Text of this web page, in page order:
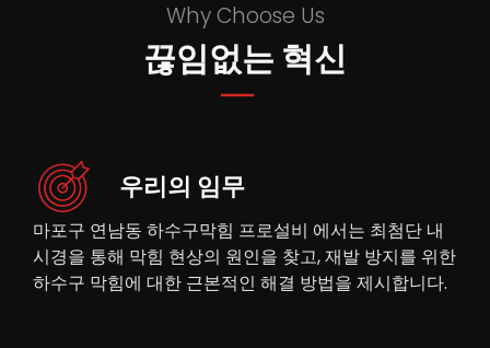
Why Choose Us
끊임없는 혁신
우리의 임무
마포구 연남동 하수구막힘 프로설비 에서는 최첨단 내
시경을 통해 막힘 현상의 원인을 찾고, 재발 방지를 위한
하수구 막힘에 대한 근본적인 해결 방법을 제시합니다.